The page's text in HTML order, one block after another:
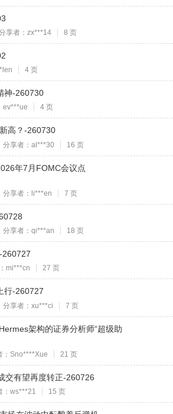
享者：zx***14 8 页
4 页
神-260730
ev***ue 4 页
高？-260730
分享者：al***30 16 页
年7月FOMC会议点
分享者：li***en 7 页
分享者：qi***an 18 页
260727
mi***cn 27 页
行-260727
分享者：xu***ci 7 页
架构的证券分析师“超级助
：Sno****Xue 21 页
交有望再度转正-260726
：ws***21 15 页